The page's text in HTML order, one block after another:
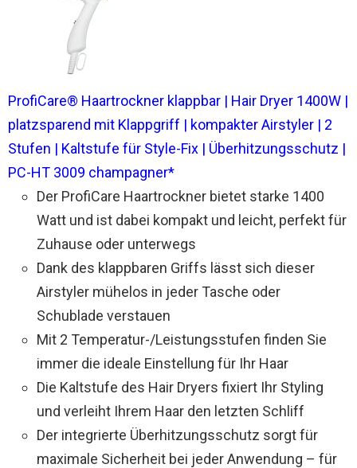
ProfiCare® Haartrockner klappbar | Hair Dryer 1400W |
platzsparend mit Klappgriff | kompakter Airstyler | 2
Stufen | Kaltstufe für Style-Fix | Überhitzungsschutz |
PC-HT 3009 champagner*
Der ProfiCare Haartrockner bietet starke 1400
Watt und ist dabei kompakt und leicht, perfekt für
Zuhause oder unterwegs
Dank des klappbaren Griffs lässt sich dieser
Airstyler mühelos in jeder Tasche oder
Schublade verstauen
Mit 2 Temperatur-/Leistungsstufen finden Sie
immer die ideale Einstellung für Ihr Haar
Die Kaltstufe des Hair Dryers fixiert Ihr Styling
und verleiht Ihrem Haar den letzten Schliff
Der integrierte Überhitzungsschutz sorgt für
maximale Sicherheit bei jeder Anwendung – für